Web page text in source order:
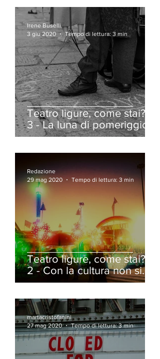
Teatro ligure, come stai? |
3 - La luna di pomeriggio
nessuno la guarda
Irene Buselli
3 giu 2020
Tempo di lettura: 3 min
Teatro ligure, come stai? |
2 - Con la cultura non si
mangia
Redazione
29 mag 2020
Tempo di lettura: 3 min
martacristofanini
27 mag 2020
Tempo di lettura: 3 min